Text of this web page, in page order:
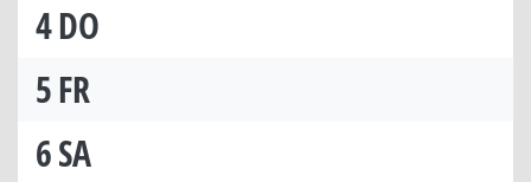
4DO
5FR
6SA